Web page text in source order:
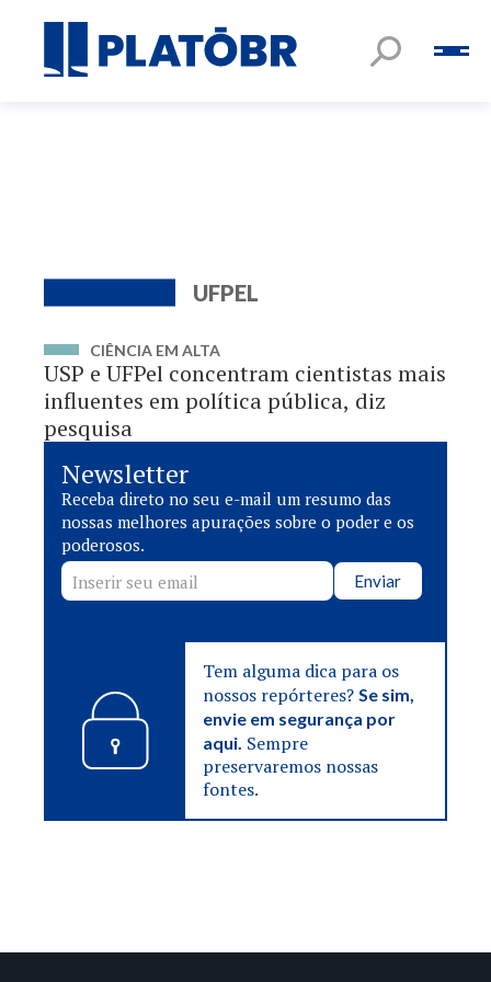
UFPEL
CIÊNCIA EM ALTA
USP e UFPel concentram cientistas mais
influentes em política pública, diz
pesquisa
Newsletter
Receba direto no seu e-mail um resumo das
nossas melhores apurações sobre o poder e os
poderosos.
Enviar
Tem alguma dica para os
nossos repórteres?Se sim,
envie em segurança por
aqui. Sempre
preservaremos nossas
fontes.